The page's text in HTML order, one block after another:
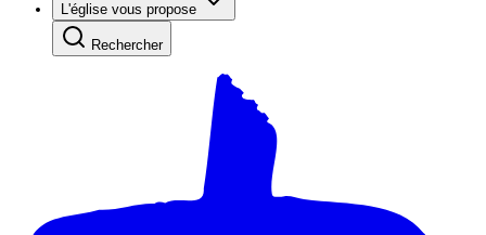
L'église vous propose
Rechercher